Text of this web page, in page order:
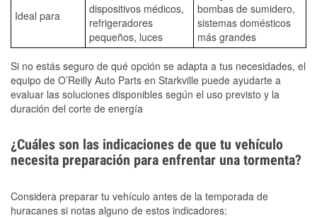
Ideal para
dispositivos médicos,
refrigeradores
pequeños, luces
bombas de sumidero,
sistemas domésticos
más grandes
Si no estás seguro de qué opción se adapta a tus necesidades, el
equipo de O’Reilly Auto Parts en Starkville puede ayudarte a
evaluar las soluciones disponibles según el uso previsto y la
duración del corte de energía
¿Cuáles son las indicaciones de que tu vehículo
necesita preparación para enfrentar una tormenta?
Considera preparar tu vehículo antes de la temporada de
huracanes si notas alguno de estos indicadores: